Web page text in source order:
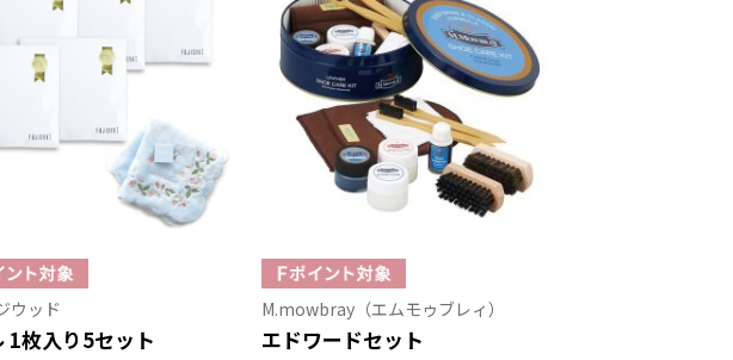
ウッド
1枚入り5セット
M.mowbray（エムモゥブレィ）
エドワードセット